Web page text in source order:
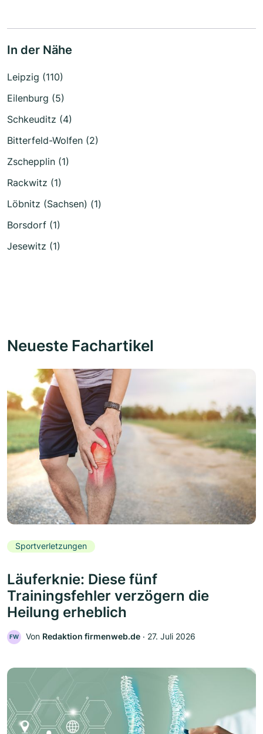
In der Nähe
Leipzig (110)
Eilenburg (5)
Schkeuditz (4)
Bitterfeld-Wolfen (2)
Zschepplin (1)
Rackwitz (1)
Löbnitz (Sachsen) (1)
Borsdorf (1)
Jesewitz (1)
Neueste Fachartikel
Sportverletzungen
Läuferknie: Diese fünf
Trainingsfehler verzögern die
Heilung erheblich
FW Von Redaktion firmenweb.de ‧ 27. Juli 2026